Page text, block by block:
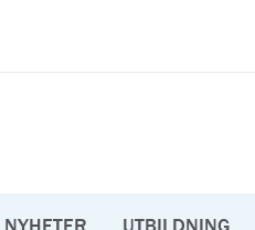
NYHETER UTBILDNING